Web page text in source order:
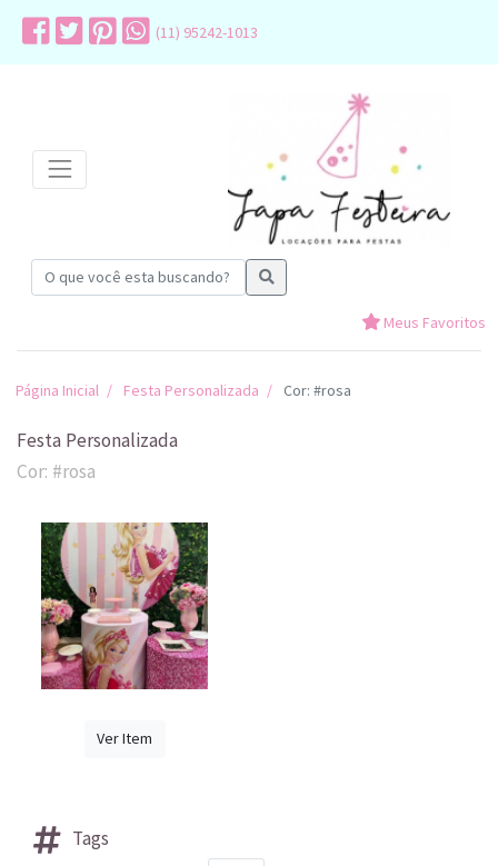
(11) 95242-1013
Meus Favoritos
Página Inicial Festa Personalizada Cor: #rosa
Festa Personalizada
Cor: #rosa
Ver Item
Tags